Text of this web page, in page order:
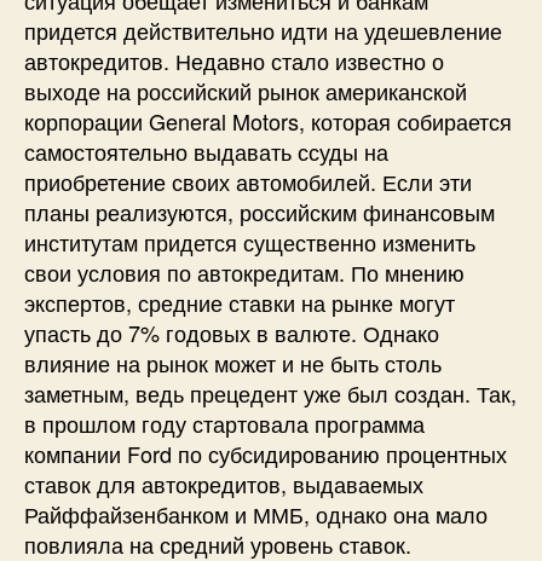
придется действительно идти на удешевление
автокредитов. Недавно стало известно о
выходе на российский рынок американской
корпорации General Motors, которая собирается
самостоятельно выдавать ссуды на
приобретение своих автомобилей. Если эти
планы реализуются, российским финансовым
институтам придется существенно изменить
свои условия по автокредитам. По мнению
экспертов, средние ставки на рынке могут
упасть до 7% годовых в валюте. Однако
влияние на рынок может и не быть столь
заметным, ведь прецедент уже был создан. Так,
в прошлом году стартовала программа
компании Ford по субсидированию процентных
ставок для автокредитов, выдаваемых
Райффайзенбанком и ММБ, однако она мало
повлияла на средний уровень ставок.